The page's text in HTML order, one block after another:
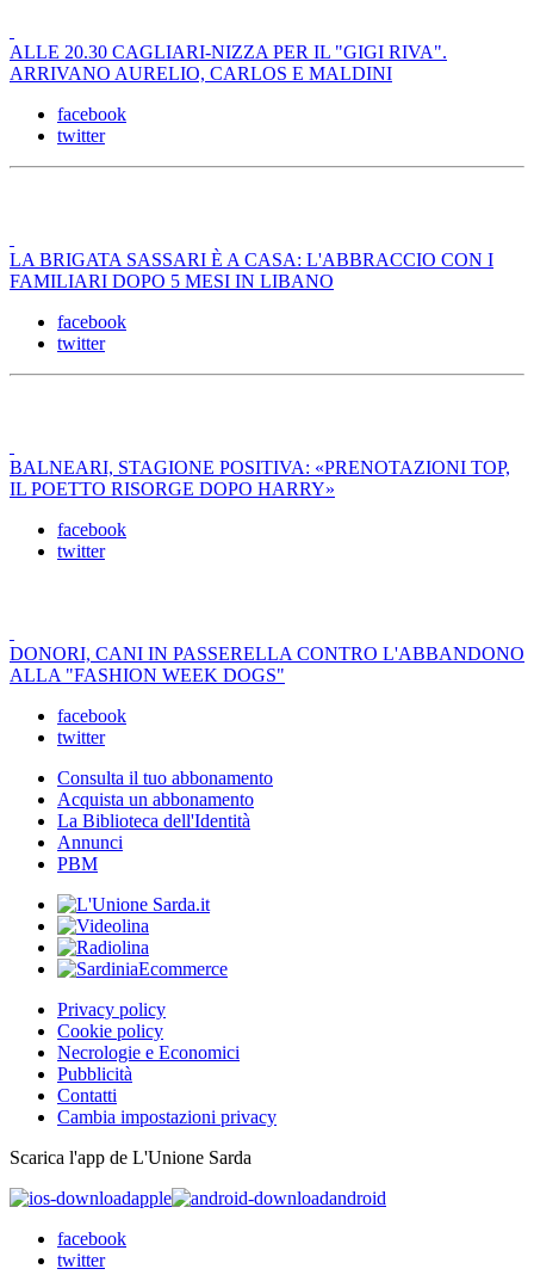
ALLE 20.30 CAGLIARI-NIZZA PER IL "GIGI RIVA".
ARRIVANO AURELIO, CARLOS E MALDINI
facebook
twitter
LA BRIGATA SASSARI È A CASA: L'ABBRACCIO CON I
FAMILIARI DOPO 5 MESI IN LIBANO
facebook
twitter
BALNEARI, STAGIONE POSITIVA: «PRENOTAZIONI TOP,
IL POETTO RISORGE DOPO HARRY»
facebook
twitter
DONORI, CANI IN PASSERELLA CONTRO L'ABBANDONO
ALLA "FASHION WEEK DOGS"
facebook
twitter
Consulta il tuo abbonamento
Acquista un abbonamento
La Biblioteca dell'Identità
Annunci
PBM
Privacy policy
Cookie policy
Necrologie e Economici
Pubblicità
Contatti
Cambia impostazioni privacy
Scarica l'app de L'Unione Sarda
apple
android
facebook
twitter